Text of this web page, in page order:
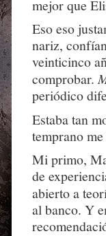
mejor que
Eso eso
nariz,
veinticinco
comprobar.
periódico
Estaba tan
temprano
Mi primo,
de
abierto a
al banco. Y